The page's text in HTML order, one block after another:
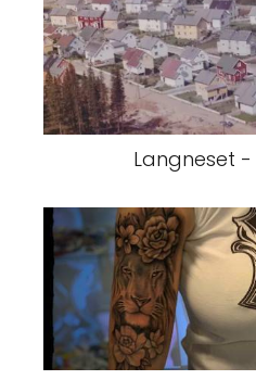
Langneset -